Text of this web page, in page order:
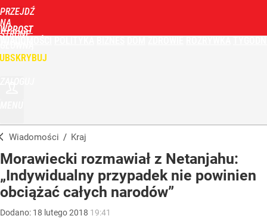
PRZEJDŹ
NA
STRONĘ
WPROST
Wiadomości / Kraj
Morawiecki rozmawiał z Netanjahu:
„Indywidualny przypadek nie powinien
obciążać całych narodów”
Dodano: 18 lutego2018 19:41